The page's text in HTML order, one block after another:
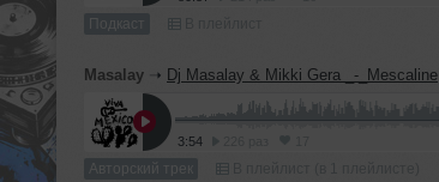
Подкаст
Masalay ➝ Dj Masalay & Mikki Gera _-_Mescaline
3:54
Авторский трек